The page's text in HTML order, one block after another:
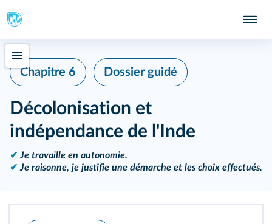
Chapitre 6 Dossier guidé
Décolonisation et
indépendance de l'Inde
✔ Je travaille en autonomie.
✔ Je raisonne, je justifie une démarche et les choix effectués.